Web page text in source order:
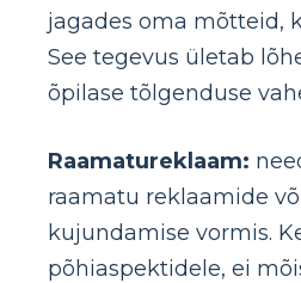
jagades oma mõtteid,
See tegevus ületab
õpilase tõlgenduse
Raamatureklaam:
raamatu reklaamide
kujundamise vormis.
põhiaspektidele, ei